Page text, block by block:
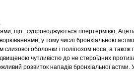
що супроводжуються гіпертермією,
у тому числі бронхіальною
оболонки і поліпозом носа, а також
чутливістю до не стероїдних
розвиток нападів бронхіальної астми.